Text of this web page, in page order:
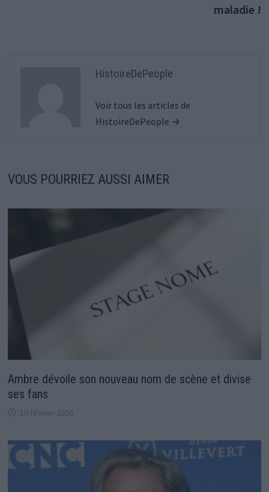
maladie !
HistoireDePeople
Voir tous les articles de
HistoireDePeople →
VOUS POURRIEZ AUSSI AIMER
Ambre dévoile son nouveau nom de scène et divise
ses fans
10 février 2026